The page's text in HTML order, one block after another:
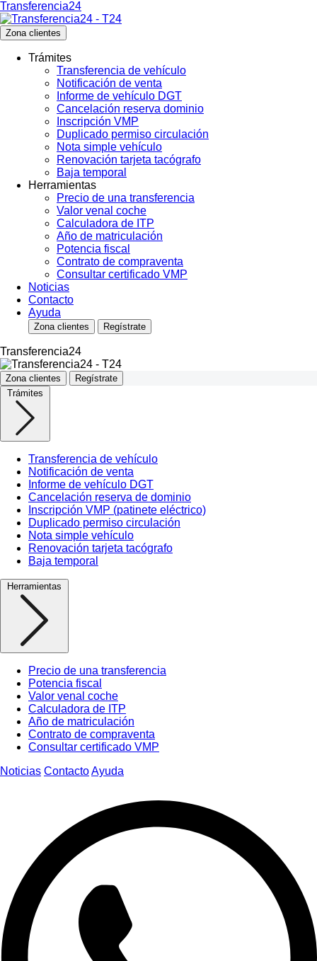
Transferencia24
Zona clientes
Trámites
Transferencia de vehículo
Notificación de venta
Informe de vehículo DGT
Cancelación reserva dominio
Inscripción VMP
Duplicado permiso circulación
Nota simple vehículo
Renovación tarjeta tacógrafo
Baja temporal
Herramientas
Precio de una transferencia
Valor venal coche
Calculadora de ITP
Año de matriculación
Potencia fiscal
Contrato de compraventa
Consultar certificado VMP
Noticias
Contacto
Ayuda
Zona clientes Regístrate
Transferencia24
Zona clientes
Regístrate
Trámites
Transferencia de vehículo
Notificación de venta
Informe de vehículo DGT
Cancelación reserva de dominio
Inscripción VMP (patinete eléctrico)
Duplicado permiso circulación
Nota simple vehículo
Renovación tarjeta tacógrafo
Baja temporal
Herramientas
Precio de una transferencia
Potencia fiscal
Valor venal coche
Calculadora de ITP
Año de matriculación
Contrato de compraventa
Consultar certificado VMP
Noticias ContactoAyuda